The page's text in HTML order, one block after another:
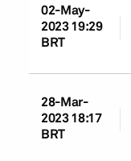
02-May-
2023 19:29
BRT
28-Mar-
2023 18:17
BRT